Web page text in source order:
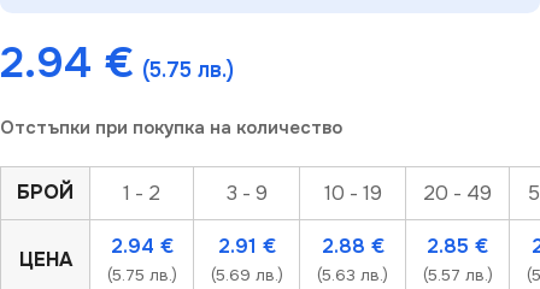
2.94 € (5.75 лв.)
Отстъпки при покупка на количество
БРОЙ 1 - 2 3 - 9 10 - 19 20 - 49
ЦЕНА
2.94 €
(5.75 лв.)
2.91 €
(5.69 лв.)
2.88 €
(5.63 лв.)
2.85 €
(5.57 лв.)